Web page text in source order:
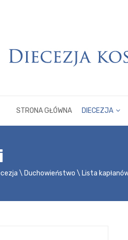
STRONA GŁÓWNA DIECEZJA
Duchowieństwo Lista